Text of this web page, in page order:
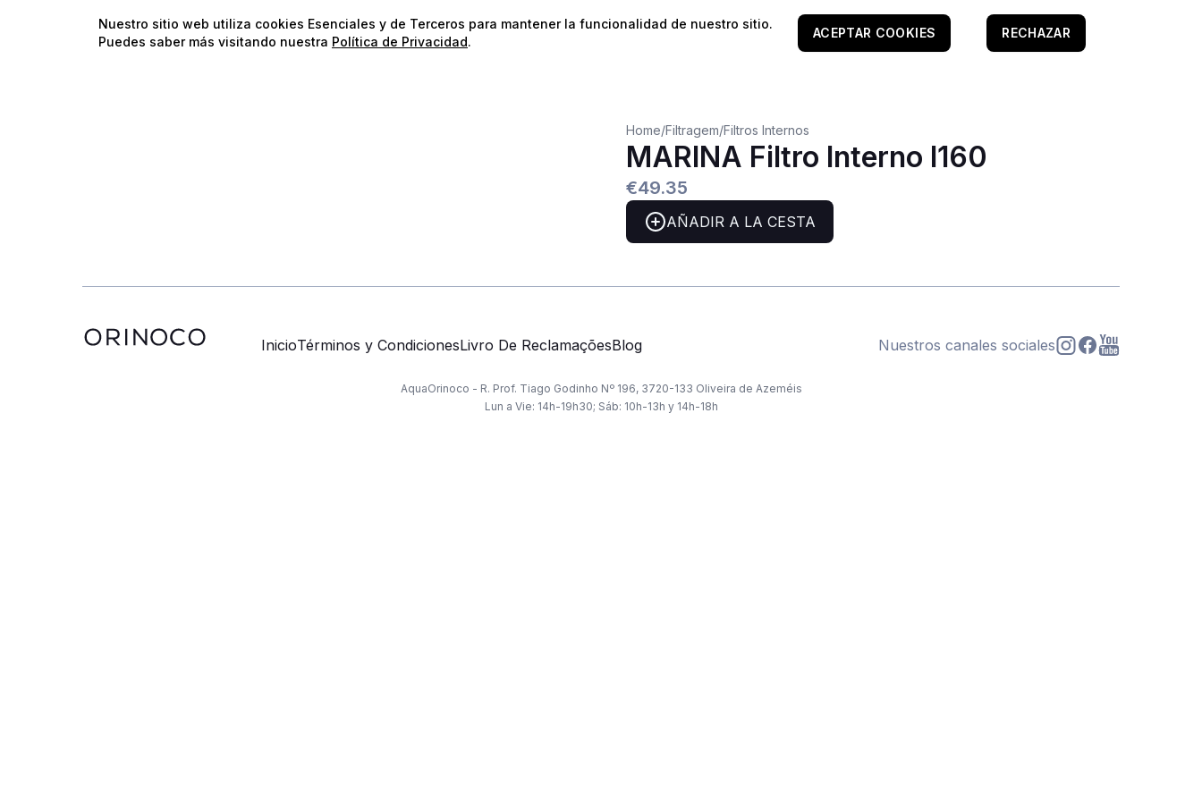
⭐️¡Envíos gratis para pedidos superiores a 60€!*⭐️
Home/Filtragem/Filtros Internos
MARINA Filtro Interno I160
€49.35
AÑADIR A LA CESTA
InicioTérminos y CondicionesLivro De ReclamaçõesBlog Nuestros canales sociales
AquaOrinoco - R. Prof. Tiago Godinho Nº 196, 3720-133 Oliveira de Azeméis
Lun a Vie: 14h-19h30; Sáb: 10h-13h y 14h-18h
Nuestro sitio web utiliza cookies Esenciales y de Terceros para mantener la funcionalidad de nuestro sitio.
Puedes saber más visitando nuestra Política de Privacidad.
ACEPTAR COOKIES RECHAZAR